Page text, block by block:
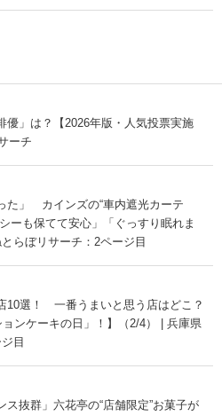
優」は？【2026年版・人気投票実施
ーチ
た」 カインズの“車内遮光カーテ
ーも保てて安心」「ぐっすり眠れま
らぼリサーチ：2ページ目
10選！ 一番うまいと思う店はどこ？
ョンケーキの日」！】（2/4） | 兵庫県
目
ス抜群」六花亭の“店舗限定”お菓子が